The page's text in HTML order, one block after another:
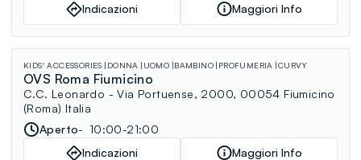
Indicazioni
Maggiori Info
KIDS' ACCESSORIES DONNA UOMO BAMBINO PROFUMERIA CURVY
OVS Roma Fiumicino
C.C. Leonardo - Via Portuense, 2000, 00054 Fiumicino
(Roma) Italia
Aperto
10:00-21:00
Indicazioni
Maggiori Info